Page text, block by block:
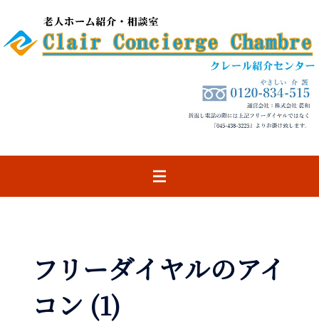
テ
プ
フリーダイヤルのアイ
コン (1)